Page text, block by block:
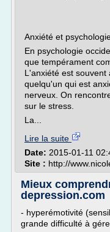
Anxiété et
En psychologie
que tempérament
L'anxiété est
quelqu'un qui est
nerveux. On
sur le stress.
La...
Lire la suite
Date: 2015-01-11
Site : http://
Mieux
depression.com
- hyperémotivité
grande difficulté à